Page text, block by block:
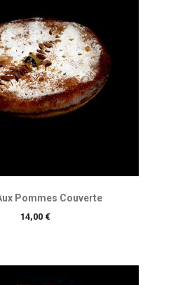
Pommes Couverte
Prix
14,00 €